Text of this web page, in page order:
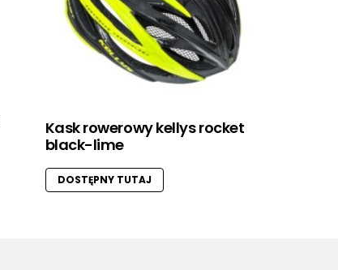
Kask rowerowy kellys rocket
black-lime
DOSTĘPNY TUTAJ